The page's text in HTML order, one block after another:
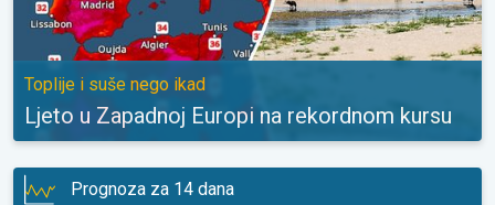
Toplije i suše nego ikad
Ljeto u Zapadnoj Europi na rekordnom kursu
Prognoza za 14 dana